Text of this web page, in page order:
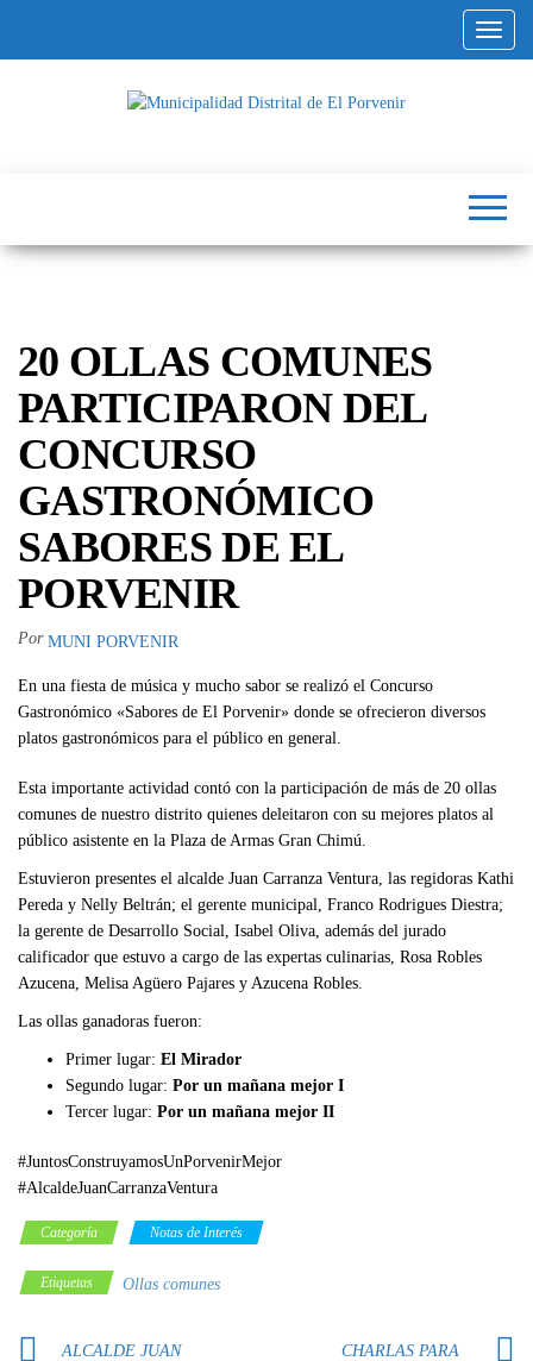
20 OLLAS COMUNES
PARTICIPARON DEL
CONCURSO
GASTRONÓMICO
SABORES DE EL
PORVENIR
Por MUNI PORVENIR
En una fiesta de música y mucho sabor se realizó el Concurso
Gastronómico «Sabores de El Porvenir» donde se ofrecieron diversos
platos gastronómicos para el público en general.
Esta importante actividad contó con la participación de más de 20 ollas
comunes de nuestro distrito quienes deleitaron con su mejores platos al
público asistente en la Plaza de Armas Gran Chimú.
Estuvieron presentes el alcalde Juan Carranza Ventura, las regidoras Kathi
Pereda y Nelly Beltrán; el gerente municipal, Franco Rodrigues Diestra;
la gerente de Desarrollo Social, Isabel Oliva, además del jurado
calificador que estuvo a cargo de las expertas culinarias, Rosa Robles
Azucena, Melisa Agüero Pajares y Azucena Robles.
Las ollas ganadoras fueron:
Primer lugar: El Mirador
Segundo lugar: Por un mañana mejor I
Tercer lugar: Por un mañana mejor II
#JuntosConstruyamosUnPorvenirMejor
#AlcaldeJuanCarranzaVentura
Categoría Notas de Interés
Etiquetas Ollas comunes
ALCALDE JUAN
CHARLAS PARA